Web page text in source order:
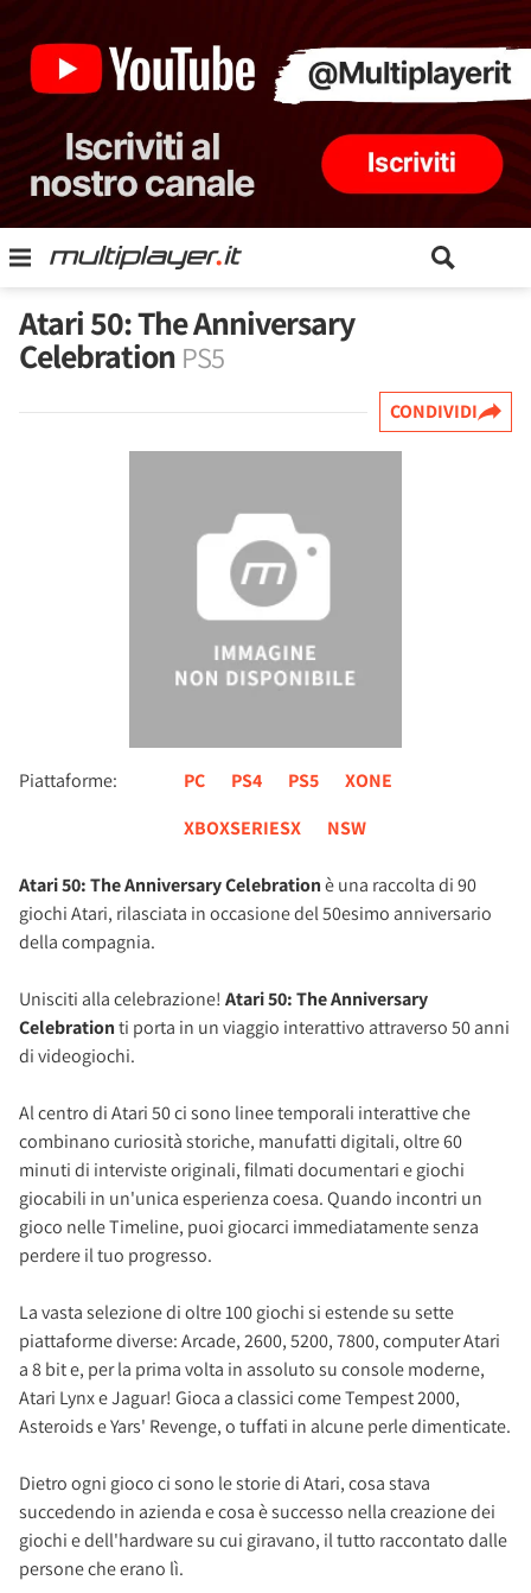
Atari 50: The Anniversary
Celebration PS5
CONDIVIDI
Piattaforme: PC PS4 PS5
XONE
XBOXSERIESX
NSW
Atari 50: The Anniversary Celebrationè una raccolta di 90
giochi Atari, rilasciata in occasione del 50esimo anniversario
della compagnia.
Unisciti alla celebrazione! Atari 50: The Anniversary
Celebrationti porta in un viaggio interattivo attraverso 50 anni
di videogiochi.
Al centro di Atari 50 ci sono linee temporali interattive che
combinano curiosità storiche, manufatti digitali, oltre 60
minuti di interviste originali, filmati documentari e giochi
giocabili in un'unica esperienza coesa. Quando incontri un
gioco nelle Timeline, puoi giocarci immediatamente senza
perdere il tuo progresso.
La vasta selezione di oltre 100 giochi si estende su sette
piattaforme diverse: Arcade, 2600, 5200, 7800, computer Atari
a 8 bit e, per la prima volta in assoluto su console moderne,
Atari Lynx e Jaguar! Gioca a classici come Tempest 2000,
Asteroids e Yars' Revenge, o tuffati in alcune perle dimenticate.
Dietro ogni gioco ci sono le storie di Atari, cosa stava
succedendo in azienda e cosa è successo nella creazione dei
giochi e dell'hardware su cui giravano, il tutto raccontato dalle
persone che erano lì.